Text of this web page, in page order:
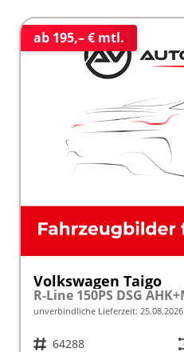
ab 195,– € mtl.
Volkswagen Taigo
unverbindliche Lieferzeit: 25.08.2026
Fahrzeugnr. 64288